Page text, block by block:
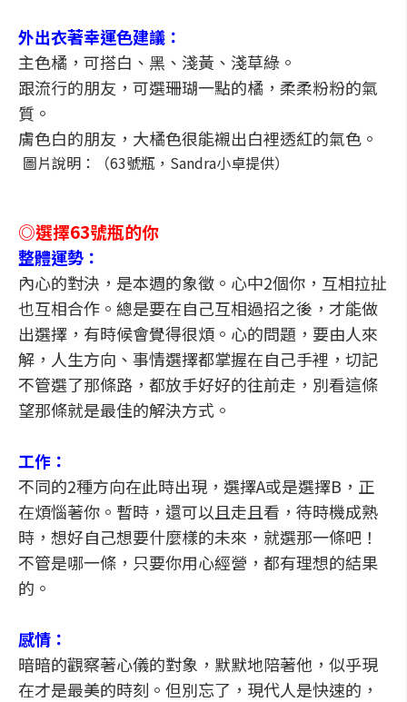
外出衣著幸運色建議：
主色橘，可搭白、黑、淺黃、淺草綠。
跟流行的朋友，可選珊瑚一點的橘，柔柔粉粉的氣
質。
膚色白的朋友，大橘色很能襯出白裡透紅的氣色。
圖片說明：（63號瓶，Sandra小卓提供）
◎選擇63號瓶的你
整體運勢：
內心的對決，是本週的象徵。心中2個你，互相拉扯
也互相合作。總是要在自己互相過招之後，才能做
出選擇，有時候會覺得很煩。心的問題，要由人來
解，人生方向、事情選擇都掌握在自己手裡，切記
不管選了那條路，都放手好好的往前走，別看這條
望那條就是最佳的解決方式。
工作：
不同的2種方向在此時出現，選擇A或是選擇B，正
在煩惱著你。暫時，還可以且走且看，待時機成熟
時，想好自己想要什麼樣的未來，就選那一條吧！
不管是哪一條，只要你用心經營，都有理想的結果
的。
感情：
暗暗的觀察著心儀的對象，默默地陪著他，似乎現
在才是最美的時刻。但別忘了，現代人是快速的，